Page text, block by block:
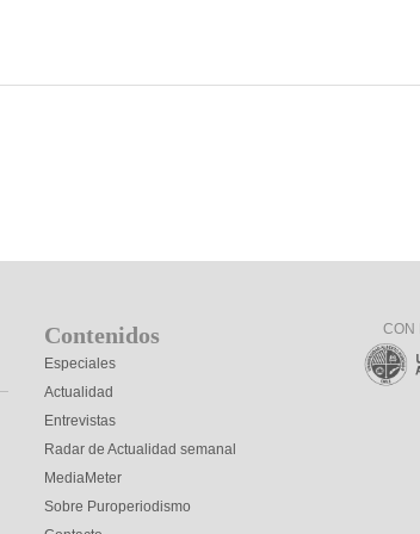
Contenidos
Especiales
Actualidad
Entrevistas
Radar de Actualidad semanal
MediaMeter
Sobre Puroperiodismo
CON